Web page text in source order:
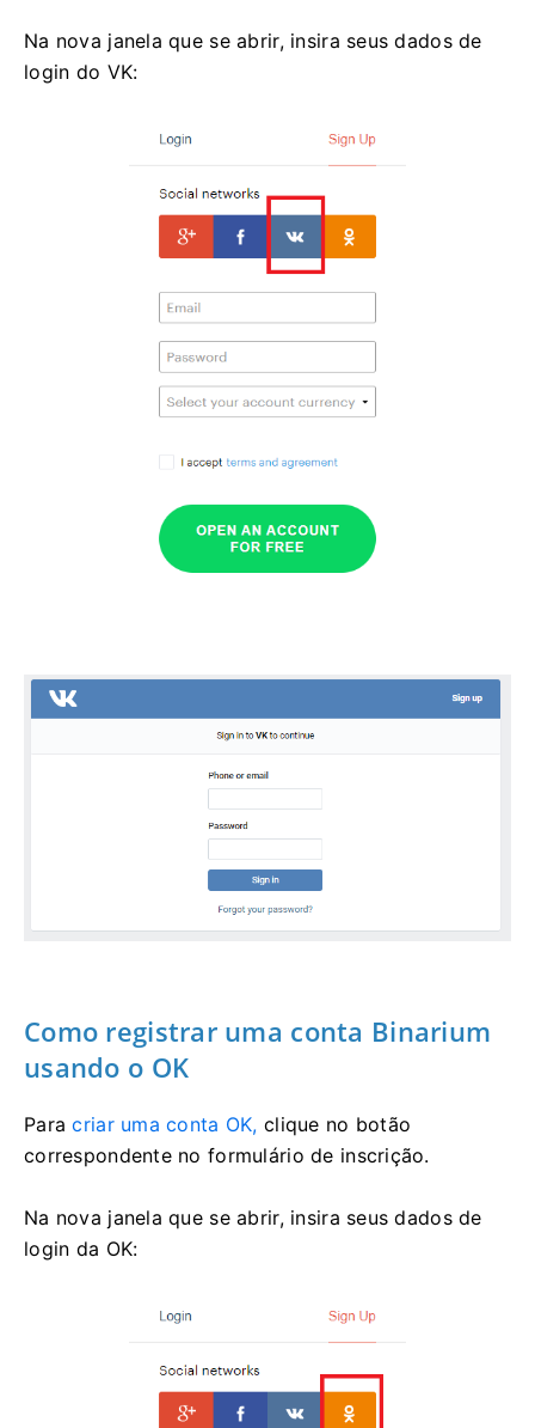
Na nova janela que se abrir, insira seus dados de
login do VK:
Como registrar uma conta Binarium
usando o OK
Paracriar uma conta OK, clique no botão
correspondente no formulário de inscrição.
Na nova janela que se abrir, insira seus dados de
login da OK: